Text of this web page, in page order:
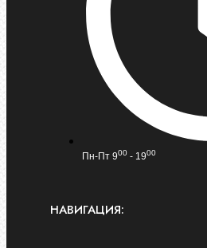
Пн-Пт 900 - 1900
НАВИГАЦИЯ: